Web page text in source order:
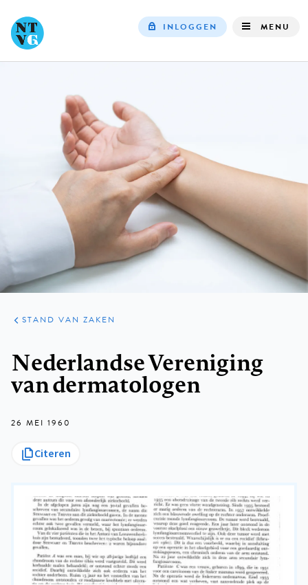
INLOGGEN MENU
ARTIKELEN
PRAKTIJK
STAND VAN ZAKEN
Nederlandse Vereniging
van dermatologen
26 MEI 1960
Citeren